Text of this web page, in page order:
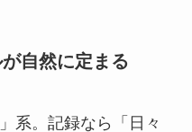
自然に定まる
系。記録なら「日々